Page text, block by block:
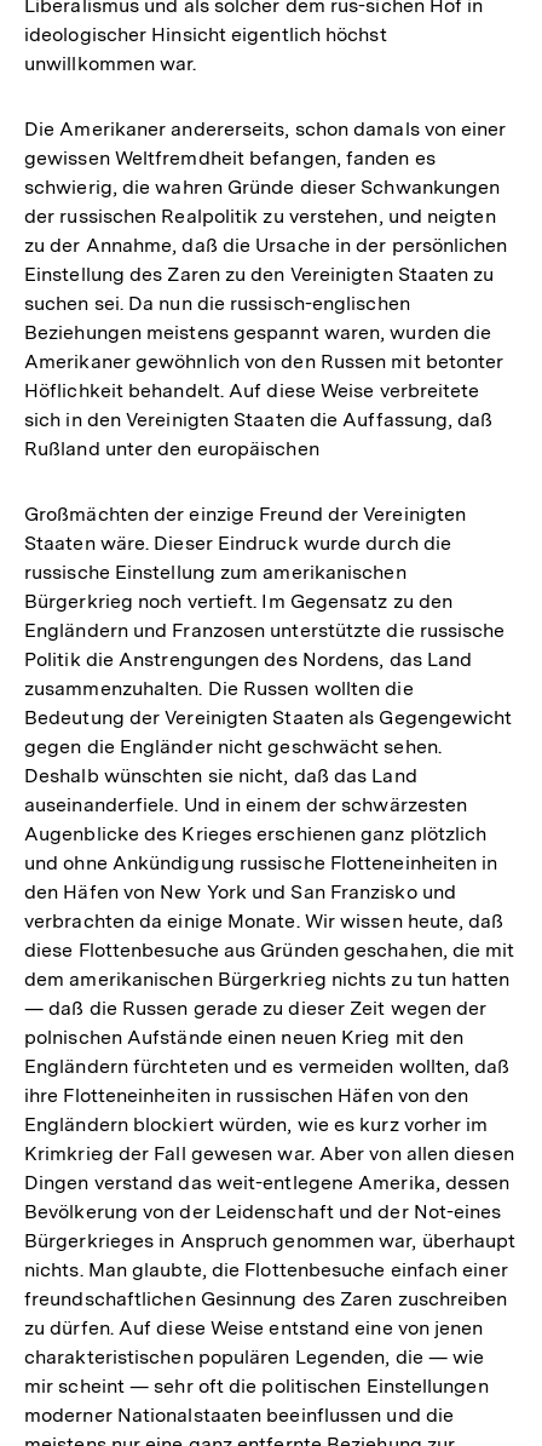
Liberalismus und als solcher dem rus-sichen Hof in
ideologischer Hinsicht eigentlich höchst
unwillkommen war.
Die Amerikaner andererseits, schon damals von einer
gewissen Weltfremdheit befangen, fanden es
schwierig, die wahren Gründe dieser Schwankungen
der russischen Realpolitik zu verstehen, und neigten
zu der Annahme, daß die Ursache in der persönlichen
Einstellung des Zaren zu den Vereinigten Staaten zu
suchen sei. Da nun die russisch-englischen
Beziehungen meistens gespannt waren, wurden die
Amerikaner gewöhnlich von den Russen mit betonter
Höflichkeit behandelt. Auf diese Weise verbreitete
sich in den Vereinigten Staaten die Auffassung, daß
Rußland unter den europäischen
Großmächten der einzige Freund der Vereinigten
Staaten wäre. Dieser Eindruck wurde durch die
russische Einstellung zum amerikanischen
Bürgerkrieg noch vertieft. Im Gegensatz zu den
Engländern und Franzosen unterstützte die russische
Politik die Anstrengungen des Nordens, das Land
zusammenzuhalten. Die Russen wollten die
Bedeutung der Vereinigten Staaten als Gegengewicht
gegen die Engländer nicht geschwächt sehen.
Deshalb wünschten sie nicht, daß das Land
auseinanderfiele. Und in einem der schwärzesten
Augenblicke des Krieges erschienen ganz plötzlich
und ohne Ankündigung russische Flotteneinheiten in
den Häfen von New York und San Franzisko und
verbrachten da einige Monate. Wir wissen heute, daß
diese Flottenbesuche aus Gründen geschahen, die mit
dem amerikanischen Bürgerkrieg nichts zu tun hatten
— daß die Russen gerade zu dieser Zeit wegen der
polnischen Aufstände einen neuen Krieg mit den
Engländern fürchteten und es vermeiden wollten, daß
ihre Flotteneinheiten in russischen Häfen von den
Engländern blockiert würden, wie es kurz vorher im
Krimkrieg der Fall gewesen war. Aber von allen diesen
Dingen verstand das weit-entlegene Amerika, dessen
Bevölkerung von der Leidenschaft und der Not-eines
Bürgerkrieges in Anspruch genommen war, überhaupt
nichts. Man glaubte, die Flottenbesuche einfach einer
freundschaftlichen Gesinnung des Zaren zuschreiben
zu dürfen. Auf diese Weise entstand eine von jenen
charakteristischen populären Legenden, die — wie
mir scheint — sehr oft die politischen Einstellungen
moderner Nationalstaaten beeinflussen und die